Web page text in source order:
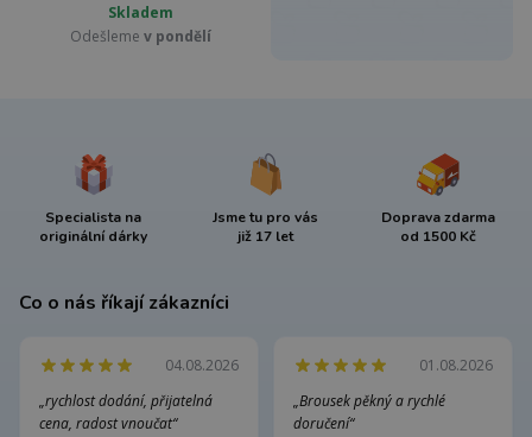
Skladem
Odešleme v pondělí
Specialista na
originální dárky
Jsme tu pro vás
již 17 let
Doprava zdarma
od 1500 Kč
Co o nás říkají zákazníci
04.08.2026
„rychlost dodání, přijatelná
cena, radost vnoučat“
01.08.2026
„Brousek pěkný a rychlé
doručení“